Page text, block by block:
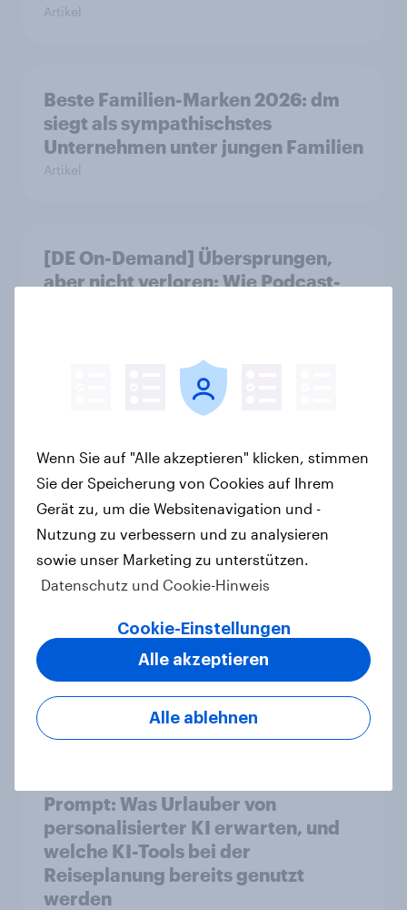
Artikel
Beste Familien-Marken 2026: dm
siegt als sympathischstes
Unternehmen unter jungen Familien
Artikel
[DE On-Demand] Übersprungen,
aber nicht verloren: Wie Podcast-
von Marken – Sichtbarkeit allein
reicht nicht aus
Artikel
Weltneuheit: Erste skalierte Studie
zeigt Impact von Werbung auf Net
Promoter Score – Apple, Amazon
und Nivea führen NPS-Ranking an
Prompt: Was Urlauber von
personalisierter KI erwarten, und
welche KI-Tools bei der
Reiseplanung bereits genutzt
werden
Wenn Sie auf "Alle akzeptieren" klicken, stimmen
Sie der Speicherung von Cookies auf Ihrem
Gerät zu, um die Websitenavigation und -
Nutzung zu verbessern und zu analysieren
sowie unser Marketing zu unterstützen.
Datenschutz und Cookie-Hinweis
Cookie-Einstellungen
Alle ablehnen
Alle akzeptieren